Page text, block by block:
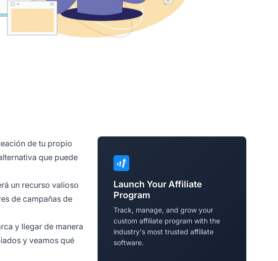
de tu propio
que puede
un recurso valioso
de campañas de
y llegar de manera
y veamos qué
Launch Your Affiliate
Program
Track, manage, and grow your
custom affiliate program with the
industry's most trusted affiliate
software.